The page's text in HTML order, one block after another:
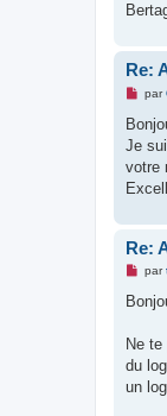
Re:
M
s
a
g
n
u
par
Je
votre
Re:
M
s
g
n
o
par
Ne
du
un